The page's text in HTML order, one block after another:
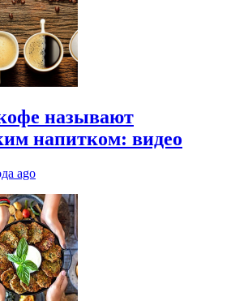
называют
напитком: видео
ago